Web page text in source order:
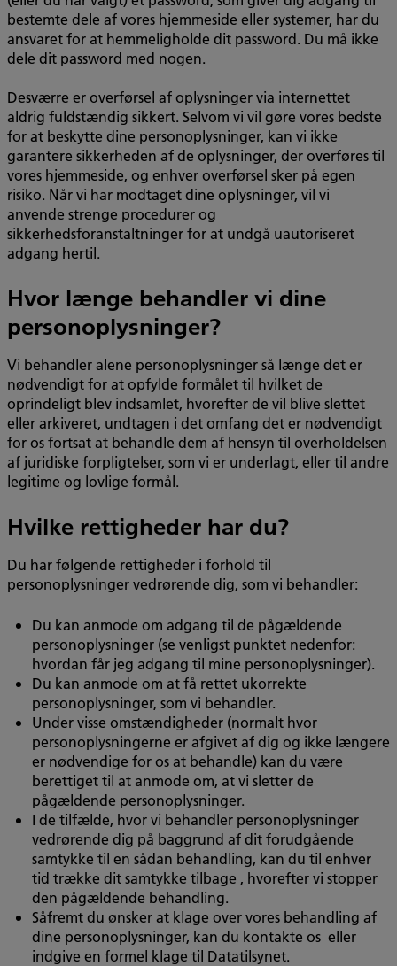
bestemte dele af vores hjemmeside eller systemer, har du
ansvaret for at hemmeligholde dit password. Du må ikke
dele dit password med nogen.
Desværre er overførsel af oplysninger via internettet
aldrig fuldstændig sikkert. Selvom vi vil gøre vores bedste
for at beskytte dine personoplysninger, kan vi ikke
garantere sikkerheden af de oplysninger, der overføres til
vores hjemmeside, og enhver overførsel sker på egen
risiko. Når vi har modtaget dine oplysninger, vil vi
anvende strenge procedurer og
sikkerhedsforanstaltninger for at undgå uautoriseret
adgang hertil.
Hvor længe behandler vi dine
personoplysninger?
Vi behandler alene personoplysninger så længe det er
nødvendigt for at opfylde formålet til hvilket de
oprindeligt blev indsamlet, hvorefter de vil blive slettet
eller arkiveret, undtagen i det omfang det er nødvendigt
for os fortsat at behandle dem af hensyn til overholdelsen
af juridiske forpligtelser, som vi er underlagt, eller til andre
legitime og lovlige formål.
Hvilke rettigheder har du?
Du har følgende rettigheder i forhold til
personoplysninger vedrørende dig, som vi behandler:
Du kan anmode om adgang til de pågældende
personoplysninger (se venligst punktet nedenfor:
hvordan får jeg adgang til mine personoplysninger).
Du kan anmode om at få rettet ukorrekte
personoplysninger, som vi behandler.
Under visse omstændigheder (normalt hvor
personoplysningerne er afgivet af dig og ikke længere
er nødvendige for os at behandle) kan du være
berettiget til at anmode om, at vi sletter de
pågældende personoplysninger.
I de tilfælde, hvor vi behandler personoplysninger
vedrørende dig på baggrund af dit forudgående
samtykke til en sådan behandling, kan du til enhver
tid trække dit samtykke tilbage , hvorefter vi stopper
den pågældende behandling.
Såfremt du ønsker at klage over vores behandling af
dine personoplysninger, kan du kontakte os eller
indgive en formel klage til Datatilsynet.